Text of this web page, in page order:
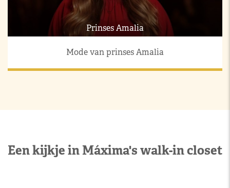
Prinses Amalia
Mode van prinses Amalia
Een kijkje in Máxima's walk-in closet